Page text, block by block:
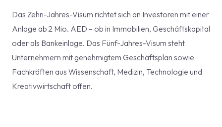
Das Zehn-Jahres-Visum richtet sich an Investoren mit einer
Anlage ab 2 Mio. AED – ob in Immobilien, Geschäftskapital
oder als Bankeinlage. Das Fünf-Jahres-Visum steht
Unternehmern mit genehmigtem Geschäftsplan sowie
Fachkräften aus Wissenschaft, Medizin, Technologie und
Kreativwirtschaft offen.